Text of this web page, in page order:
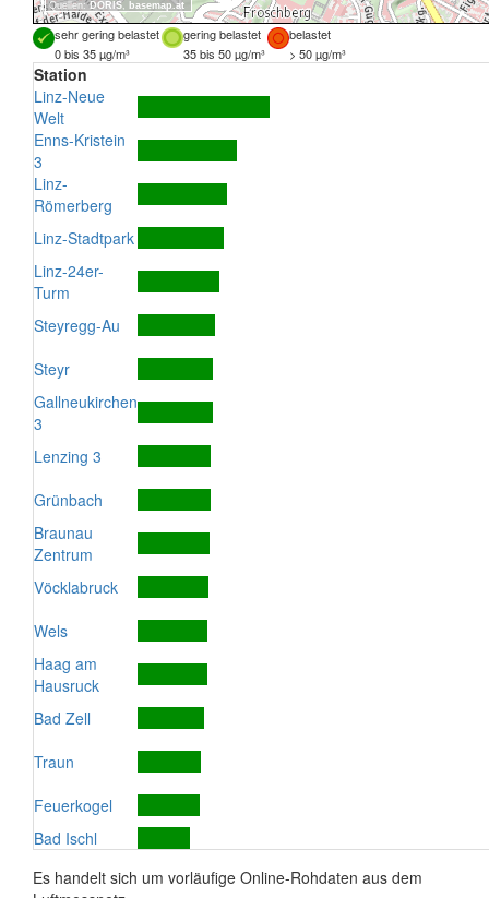
Quellen:DORIS, basemap.at
sehr gering belastet gering belastet
belastet
0 bis 35 µg/m³
35 bis 50 µg/m³ > 50 µg/m³
Station
Linz-Neue
Welt
Enns-Kristein
3
Linz-
Römerberg
Linz-Stadtpark
Linz-24er-
Turm
Steyregg-Au
Steyr
Gallneukirchen
3
Lenzing 3
Grünbach
Braunau
Zentrum
Vöcklabruck
Wels
Haag am
Hausruck
Bad Zell
Traun
Feuerkogel
Bad Ischl
Es handelt sich um vorläufige Online-Rohdaten aus dem